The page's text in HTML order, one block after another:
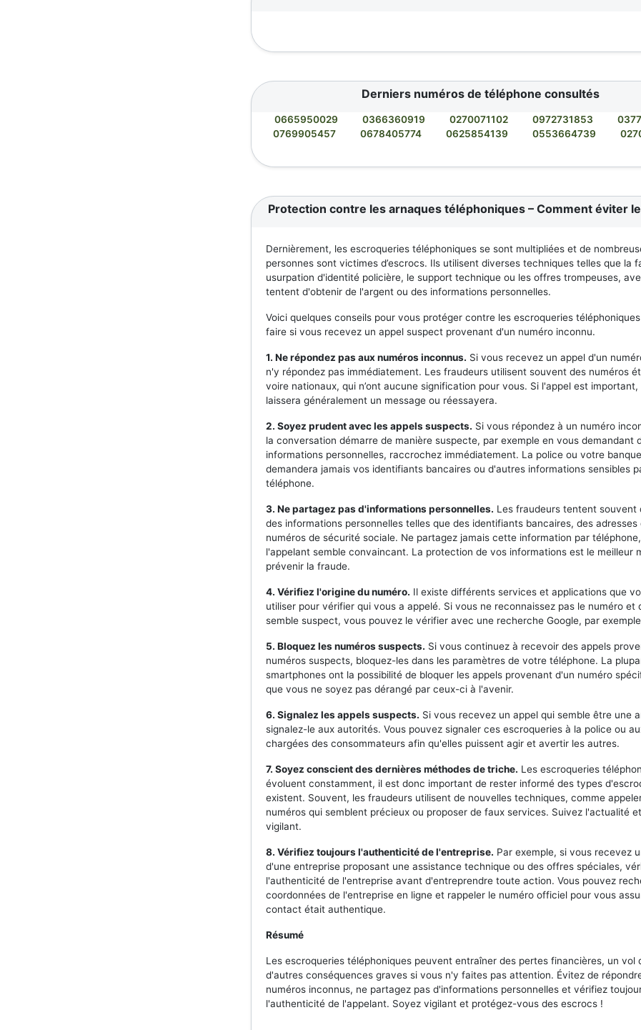
Derniers numéros de téléphone consultés
0665950029 0366360919 0270071102 0972731853
0769905457
0678405774 0625854139 0553664739
Protection contre les arnaques téléphoniques – Comment éviter
Dernièrement, les escroqueries téléphoniques se sont multipliées et de
personnes sont victimes d’escrocs. Ils utilisent diverses techniques telles que la
usurpation d'identité policière, le support technique ou les offres trompeuses,
tentent d'obtenir de l'argent ou des informations personnelles.
Voici quelques conseils pour vous protéger contre les escroqueries
faire si vous recevez un appel suspect provenant d'un numéro inconnu.
1. Ne répondez pas aux numéros inconnus. Si vous recevez un appel d'un
n'y répondez pas immédiatement. Les fraudeurs utilisent souvent des numéros
voire nationaux, qui n’ont aucune signification pour vous. Si l'appel est
laissera généralement un message ou réessayera.
2. Soyez prudent avec les appels suspects. Si vous répondez à un numéro
la conversation démarre de manière suspecte, par exemple en vous demandant
informations personnelles, raccrochez immédiatement. La police ou votre
demandera jamais vos identifiants bancaires ou d'autres informations sensibles
téléphone.
3. Ne partagez pas d'informations personnelles. Les fraudeurs tentent souvent
des informations personnelles telles que des identifiants bancaires, des adresses
numéros de sécurité sociale. Ne partagez jamais cette information par
l'appelant semble convaincant. La protection de vos informations est le meilleur
prévenir la fraude.
4. Vérifiez l'origine du numéro. Il existe différents services et applications que
utiliser pour vérifier qui vous a appelé. Si vous ne reconnaissez pas le numéro et
semble suspect, vous pouvez le vérifier avec une recherche Google, par
5. Bloquez les numéros suspects. Si vous continuez à recevoir des appels
numéros suspects, bloquez-les dans les paramètres de votre téléphone. La
smartphones ont la possibilité de bloquer les appels provenant d'un numéro
que vous ne soyez pas dérangé par ceux-ci à l'avenir.
6. Signalez les appels suspects. Si vous recevez un appel qui semble être une
signalez-le aux autorités. Vous pouvez signaler ces escroqueries à la police ou
chargées des consommateurs afin qu'elles puissent agir et avertir les autres.
7. Soyez conscient des dernières méthodes de triche. Les escroqueries
évoluent constamment, il est donc important de rester informé des types
existent. Souvent, les fraudeurs utilisent de nouvelles techniques, comme
numéros qui semblent précieux ou proposer de faux services. Suivez l'actualité
vigilant.
8. Vérifiez toujours l'authenticité de l'entreprise. Par exemple, si vous recevez
d'une entreprise proposant une assistance technique ou des offres spéciales,
l'authenticité de l'entreprise avant d'entreprendre toute action. Vous pouvez
coordonnées de l'entreprise en ligne et rappeler le numéro officiel pour vous
contact était authentique.
Résumé
Les escroqueries téléphoniques peuvent entraîner des pertes financières, un vol
d'autres conséquences graves si vous n'y faites pas attention. Évitez de
numéros inconnus, ne partagez pas d'informations personnelles et vérifiez
l'authenticité de l'appelant. Soyez vigilant et protégez-vous des escrocs !